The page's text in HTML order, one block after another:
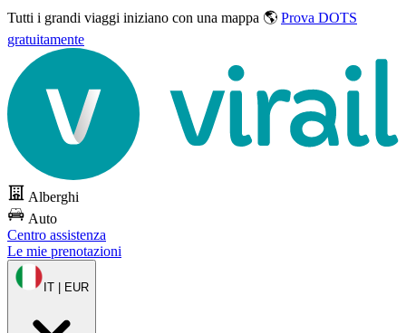
Tutti i grandi viaggi iniziano con una mappa 🌎 Prova DOTS
gratuitamente
Alberghi
Auto
Centro assistenza
Le mie prenotazioni
IT | EUR